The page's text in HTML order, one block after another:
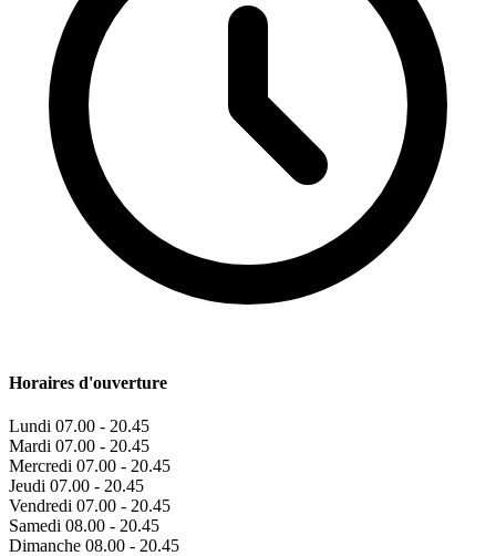
Horaires d'ouverture
Lundi 07.00 - 20.45
Mardi 07.00 - 20.45
Mercredi 07.00 - 20.45
Jeudi 07.00 - 20.45
Vendredi 07.00 - 20.45
Samedi 08.00 - 20.45
Dimanche 08.00 - 20.45